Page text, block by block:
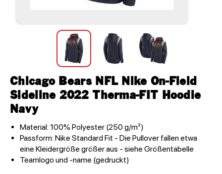
Chicago Bears NFL Nike On-Field
Sideline 2022 Therma-FIT Hoodie
Navy
Material: 100% Polyester (250 g/m²)
Passform: Nike Standard Fit - Die Pullover fallen etwa
eine Kleidergröße größer aus - siehe Größentabelle
Teamlogo und -name (gedruckt)